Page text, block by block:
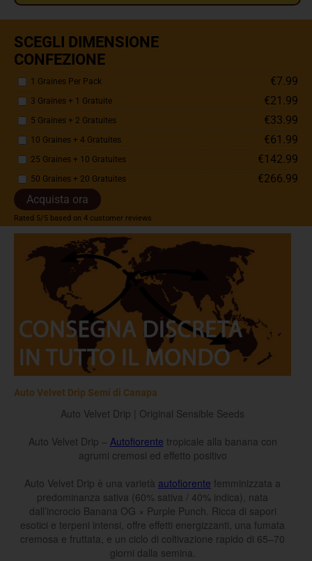
SCEGLI DIMENSIONE
CONFEZIONE
1 Graines Per Pack €7.99
3 Graines + 1 Gratuite €21.99
5 Graines + 2 Gratuites €33.99
10 Graines + 4 Gratuites €61.99
25 Graines + 10 Gratuites €142.99
50 Graines + 20 Gratuites
€266.99
Acquista ora
Rated 5/5 based on 4 customer reviews
Auto Velvet Drip Semi di Canapa
Auto Velvet Drip | Original Sensible Seeds
Auto Velvet Drip – Autofiorente tropicale alla banana con
agrumi cremosi ed effetto positivo
Auto Velvet Drip è una varietà autofiorente femminizzata a
predominanza sativa (60% sativa / 40% indica), nata
dall’incrocio Banana OG × Purple Punch. Ricca di sapori
esotici e terpeni intensi, offre effetti energizzanti, una fumata
cremosa e fruttata, e un ciclo di coltivazione rapido di 65–70
giorni dalla semina.